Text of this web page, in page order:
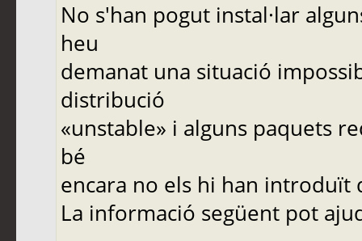
No s'han pogut instal·lar
heu
demanat una situació
distribució
«unstable» i alguns paquets
bé
encara no els hi han introduït
La informació següent pot